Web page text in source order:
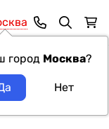
город Москва?
прикладов